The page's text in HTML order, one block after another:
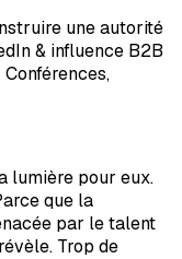
une autorité
& influence B2B
lumière pour eux.
que la
par le talent
Trop de